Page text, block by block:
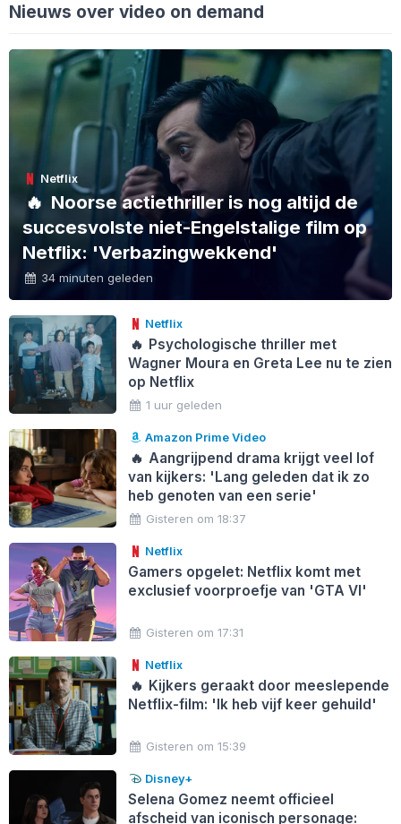
Nieuws over video on demand
Netflix
🔥 Noorse actiethriller is nog altijd de
succesvolste niet-Engelstalige film op
Netflix: 'Verbazingwekkend'
34 minuten geleden
Netflix
🔥 Psychologische thriller met
Wagner Moura en Greta Lee nu te zien
op Netflix
1 uur geleden
Amazon Prime Video
🔥 Aangrijpend drama krijgt veel lof
van kijkers: 'Lang geleden dat ik zo
heb genoten van een serie'
Gisteren om 18:37
Netflix
Gamers opgelet: Netflix komt met
exclusief voorproefje van 'GTA VI'
Gisteren om 17:31
Netflix
🔥 Kijkers geraakt door meeslepende
Netflix-film: 'Ik heb vijf keer gehuild'
Gisteren om 15:39
Disney+
Selena Gomez neemt officieel
afscheid van iconisch personage: